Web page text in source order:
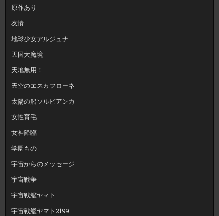
原作あり
友情
地球少女アルジュナ
天国大魔境
天地無用！
天空のエスカフローネ
太陽の船ソルビアンカ
女性育毛
女神降臨
学園もの
宇宙からのメッセージ
宇宙戦争
宇宙戦艦ヤマト
宇宙戦艦ヤマト2199